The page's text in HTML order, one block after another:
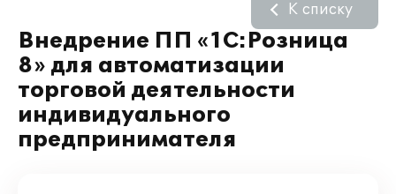
Внедрение ПП «1С:Розница
8» для автоматизации
торговой деятельности
индивидуального
предпринимателя
К списку